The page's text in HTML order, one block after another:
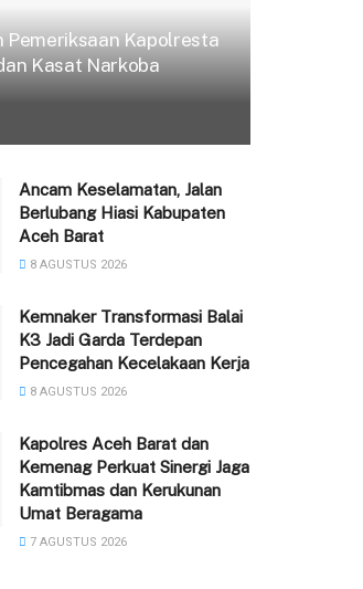
Pemeriksaan Kapolresta
Kasat Narkoba
Ancam Keselamatan, Jalan
Berlubang Hiasi Kabupaten
Aceh Barat
8 AGUSTUS 2026
‎Kemnaker Transformasi Balai
K3 Jadi Garda Terdepan
Pencegahan Kecelakaan Kerja
8 AGUSTUS 2026
Kapolres Aceh Barat dan
Kemenag Perkuat Sinergi Jaga
Kamtibmas dan Kerukunan
Umat Beragama
7 AGUSTUS 2026